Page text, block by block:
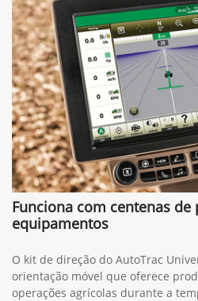
Funciona com centenas
equipamentos
O kit de direção do AutoTrac
orientação móvel que oferece
operações agrícolas durante a